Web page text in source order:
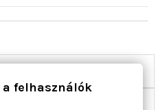
felhasználók